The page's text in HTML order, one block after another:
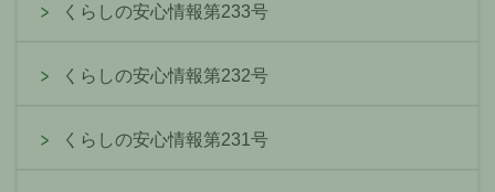
くらしの安心情報第233号
くらしの安心情報第232号
くらしの安心情報第231号